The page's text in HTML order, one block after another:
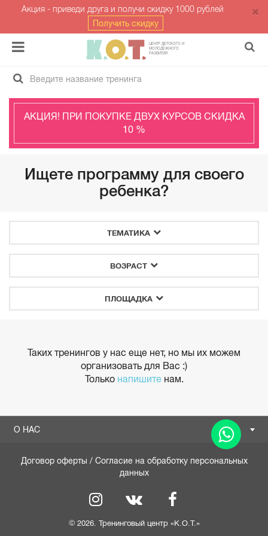
Акция - приведи друга и получи скидку 1000 рублей
Получить скидку
ЦЕНТР ДЕТСКОГО И
МОЛОДЁЖНОГО
РАЗВИТИЯ
АКЦИЯ! ПРИ ПОКУПКЕ ДВУХ КУРСОВ СКИДКА
10 %
Ищете программу для своего
ребенка?
ТЕМАТИКА
ВОЗРАСТ
ПЛОЩАДКА
Таких тренингов у нас еще нет, но мы их можем
организовать для Вас :)
Только напишите нам.
О НАС
Договор оферты / Согласие на обработку персональных
данных
© 2026. Тренинговый центр «К.О.Т.»